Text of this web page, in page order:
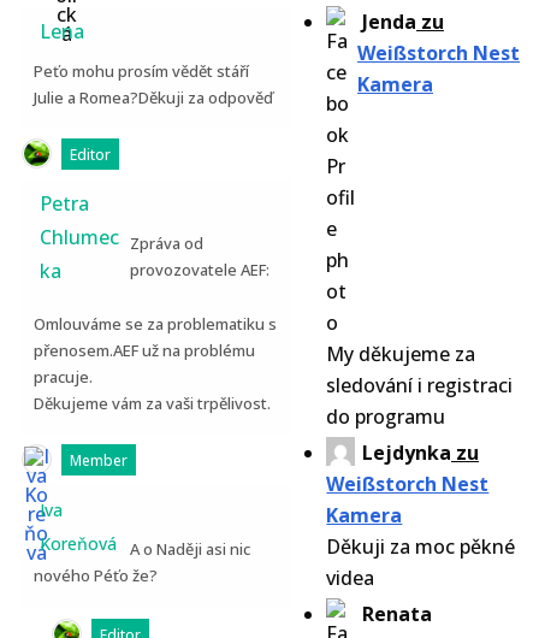
Jenda zu
Weißstorch Nest
Kamera
My děkujeme za
sledování i registraci
do programu
Lejdynka zu
Weißstorch Nest
Kamera
Děkuji za moc pěkné
videa
Renata
Lena
Peťo mohu prosím vědět stáří
Julie a Romea?Děkuji za odpověď
Editor
Petra
Chlumec
ka
Zpráva od
provozovatele AEF:
Omlouváme se za problematiku s
přenosem.AEF už na problému
pracuje.
Děkujeme vám za vaši trpělivost.
Member
Iva
Koreňová
A o Naději asi nic
nového Péťo že?